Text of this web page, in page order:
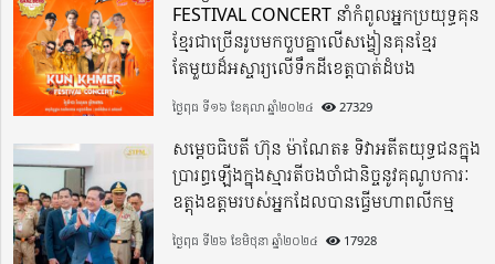
FESTIVAL CONCERT នាំកំពូលអ្នកប្រយុទ្ធគុន
ខ្មែរជាច្រើនរូបមកចួបគ្នាលើសង្វៀនគុនខ្មែរ
តែមួយដ៏អស្ចារ្យលើទឹកដីខេត្តបាត់ដំបង
ថ្ងៃពុធ ទី១៦ ខែតុលា ឆ្នាំ២០២៤ 27329
សម្តេចធិបតី ហ៊ុន ម៉ាណែត៖ ទិវាអតីតយុទ្ធជនក្នុង
ប្រារព្ធឡើងក្នុងស្មារតីចងចាំជានិច្ចនូវគុណូបការៈ
ឧត្តុងឧត្តមរបស់អ្នកដែលបានធ្វើមហាពលីកម្ម
ថ្ងៃពុធ ទី២៦ ខែមិថុនា ឆ្នាំ២០២៤ 17928